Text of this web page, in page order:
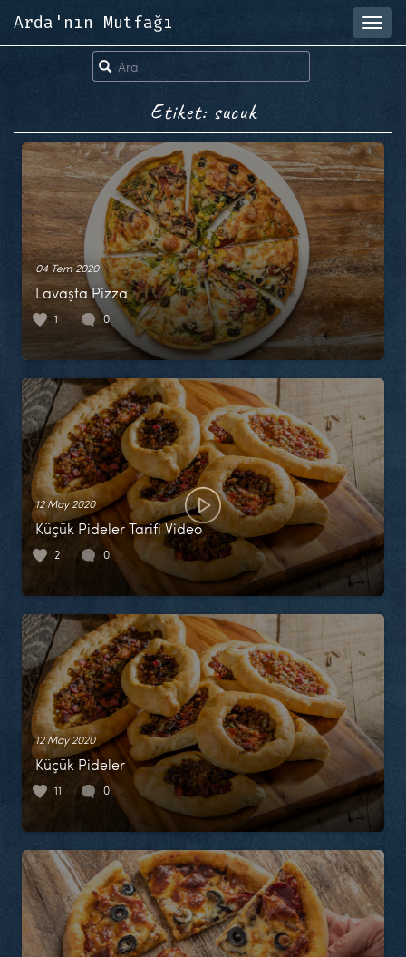
Arda'nın Mutfağı
Etiket: sucuk
04 Tem 2020
Lavaşta Pizza
1 0
12 May 2020
Küçük Pideler Tarifi Video
2 0
12 May 2020
Küçük Pideler
11 0